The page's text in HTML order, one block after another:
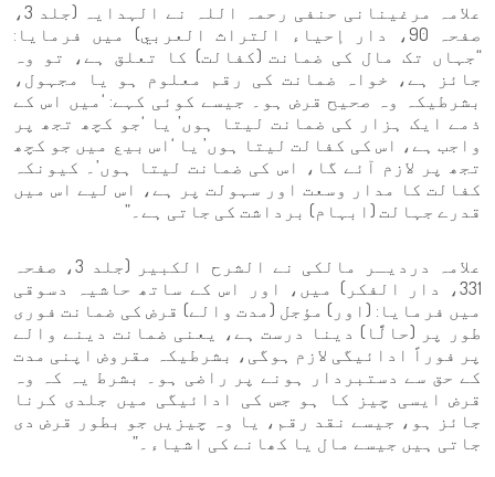
علامہ مرغینانی حنفی رحمہ اللہ نے الہدایہ (جلد 3،
صفحہ 90، دار إحياء التراث العربي) میں فرمایا:
“جہاں تک مال کی ضمانت (کفالت) کا تعلق ہے، تو وہ
جائز ہے، خواہ ضمانت کی رقم معلوم ہو یا مجہول،
بشرطیکہ وہ صحیح قرض ہو۔ جیسے کوئی کہے: ‘میں اس کے
ذمے ایک ہزار کی ضمانت لیتا ہوں’ یا ‘جو کچھ تجھ پر
واجب ہے، اس کی کفالت لیتا ہوں’ یا ‘اس بیع میں جو کچھ
تجھ پر لازم آئے گا، اس کی ضمانت لیتا ہوں’۔ کیونکہ
کفالت کا مدار وسعت اور سہولت پر ہے، اس لیے اس میں
قدرے جہالت (ابہام) برداشت کی جاتی ہے۔”
علامہ دردیـر مالکی نے الشرح الكبير (جلد 3، صفحہ
331، دار الفكر) میں، اور اس کے ساتھ حاشیہ دسوقی
میں فرمایا: (اور) مؤجل (مدت والے) قرض کی ضمانت فوری
طور پر (حالًّا) دینا درست ہے، یعنی ضمانت دینے والے
پر فوراً ادائیگی لازم ہوگی، بشرطیکہ مقروض اپنی مدت
کے حق سے دستبردار ہونے پر راضی ہو۔ بشرط یہ کہ وہ
قرض ایسی چیز کا ہو جس کی ادائیگی میں جلدی کرنا
جائز ہو، جیسے نقد رقم، یا وہ چیزیں جو بطور قرض دی
جاتی ہیں جیسے مال یا کھانے کی اشیاء۔”